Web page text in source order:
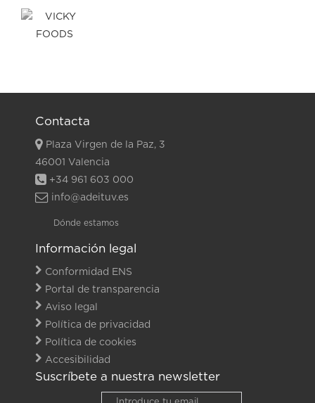
Contacta
Plaza Virgen de la Paz, 3
46001 Valencia
+34 961 603 000
info@adeituv.es
Dónde estamos
Información legal
Conformidad ENS
Portal de transparencia
Aviso legal
Política de privacidad
Política de cookies
Accesibilidad
Suscríbete a nuestra newsletter